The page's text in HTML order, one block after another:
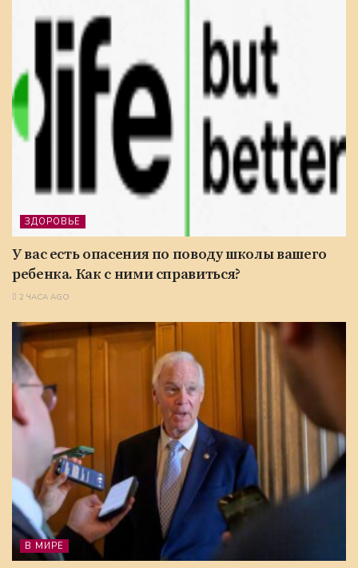
ЗДОРОВЬЕ
У вас есть опасения по поводу школы вашего
ребенка. Как с ними справиться?
2 ЧАСА AGO
В МИРЕ